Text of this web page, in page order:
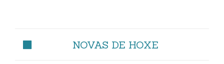
NOVAS DE HOXE